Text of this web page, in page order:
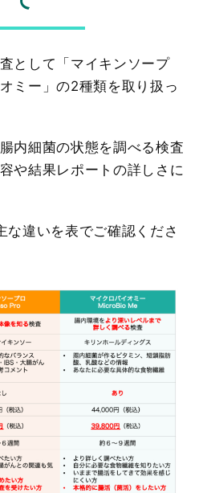
として「マイキンソープ
ミー」の2種類を取り扱っ
内細菌の状態を調べる検査
や結果レポートの詳しさに
な違いを表でご確認くださ